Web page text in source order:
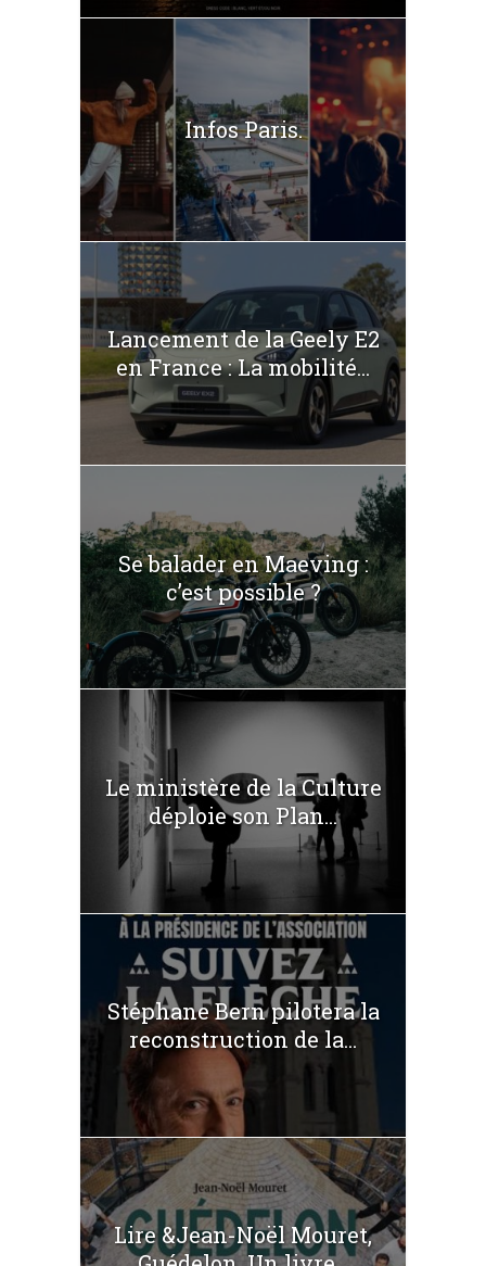
Infos Paris.
Lancement de la Geely E2
en France : La mobilité...
Se balader en Maeving :
c’est possible ?
Le ministère de la Culture
déploie son Plan...
Stéphane Bern pilotera la
reconstruction de la...
Lire &Jean-Noël Mouret,